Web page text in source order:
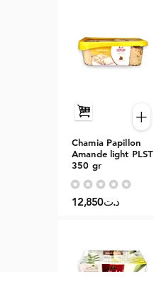
+
Chamia Papillon
Amande light PLST
350 gr
Aucune note pour le moment
12,850د.ت